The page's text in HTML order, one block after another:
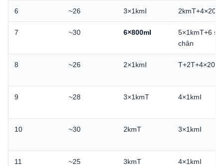
6 ~26 3×1kmI
7 ~30 6×800mI
5×1kmT+6 sải
chân
8 ~26 2×1kmI
9 ~28 3×1kmT 4×1kmI
10 ~30 2kmT 3×1kmI
11 ~25 3kmT 4×1kmI